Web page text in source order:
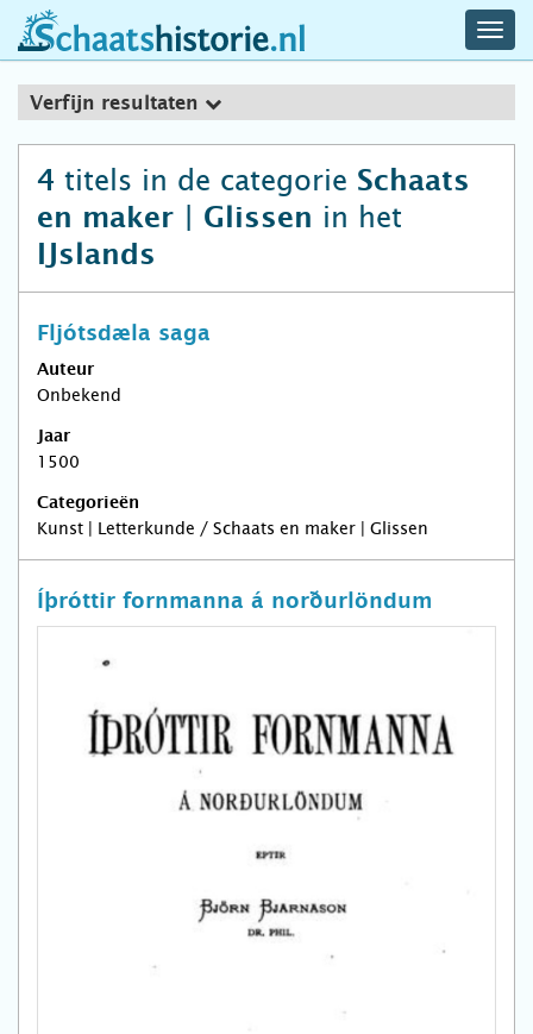
schaatshistorie.nl
Verfijn resultaten
4 titels in de categorie Schaats
en maker | Glissen in het
IJslands
Fljótsdæla saga
Auteur
Onbekend
Jaar
1500
Categorieën
Kunst | Letterkunde / Schaats en maker | Glissen
Íþróttir fornmanna á norðurlöndum